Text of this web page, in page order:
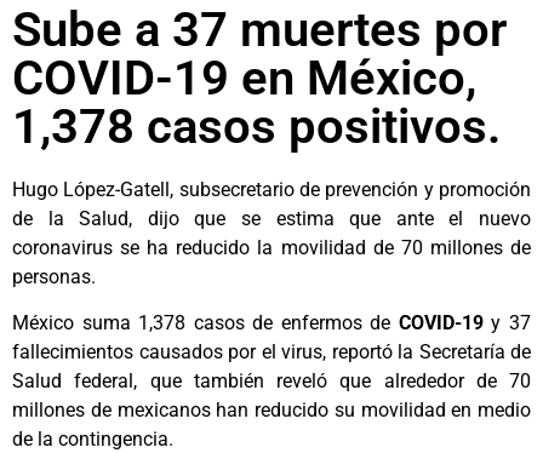
Sube a 37 muertes por
COVID-19 en México,
1,378 casos positivos.
Hugo López-Gatell, ​​​​​​​subsecretario de prevención y promoción
de la Salud, dijo que se estima que ante el nuevo
coronavirus se ha reducido la movilidad de 70 millones de
personas.
México suma 1,378 casos de enfermos de COVID-19y 37
fallecimientos causados por el virus, reportó la Secretaría de
Salud federal, que también reveló que alrededor de 70
millones de mexicanos han reducido su movilidad en medio
de la contingencia.